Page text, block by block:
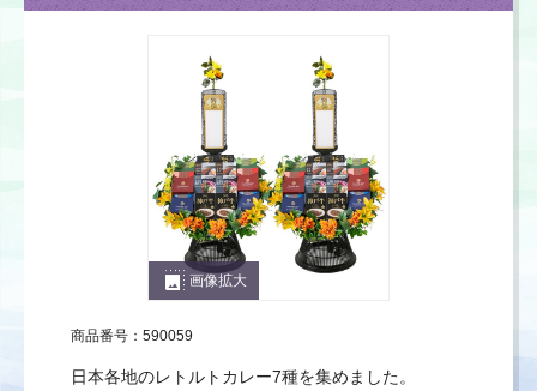
photo_size_select_large 画像拡大
商品番号：590059
日本各地のレトルトカレー7種を集めました。